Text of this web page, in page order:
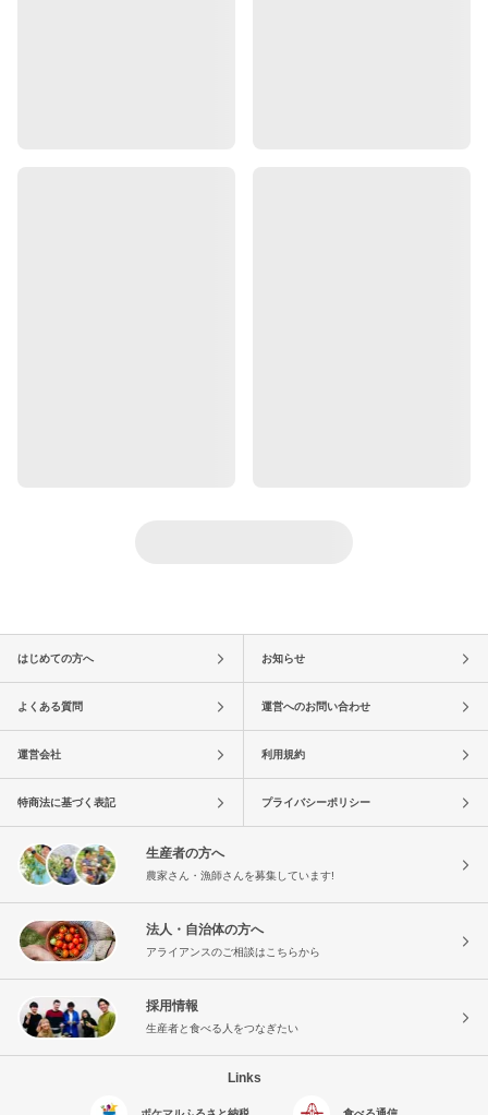
はじめての方へ お知らせ
よくある質問 運営へのお問い合わせ
運営会社 利用規約
特商法に基づく表記 プライバシーポリシー
生産者の方へ
農家さん・漁師さんを募集しています!
法人・自治体の方へ
アライアンスのご相談はこちらから
採用情報
生産者と食べる人をつなぎたい
Links